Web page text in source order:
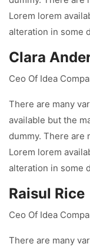
Lorem lorem
alteration in some
Clara
Ceo Of Idea
There are many
available but the
dummy. There are
Lorem lorem
alteration in some
Raisul Rice
Ceo Of Idea
There are many